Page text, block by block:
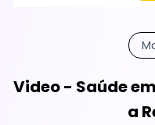
Video - Saúde
a